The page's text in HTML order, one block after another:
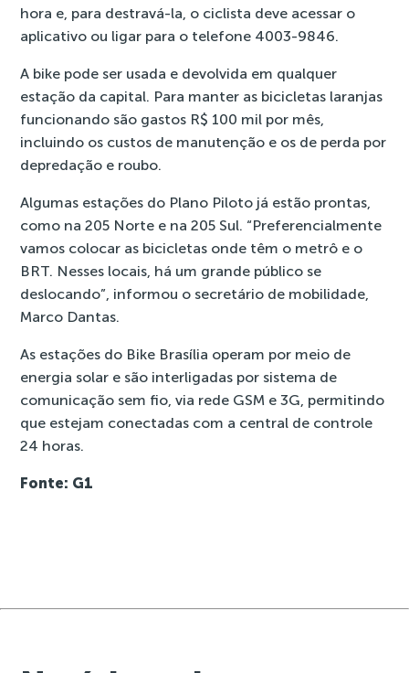
hora e, para destravá-la, o ciclista deve acessar o
aplicativo ou ligar para o telefone 4003-9846.
A bike pode ser usada e devolvida em qualquer
estação da capital. Para manter as bicicletas laranjas
funcionando são gastos R$ 100 mil por mês,
incluindo os custos de manutenção e os de perda por
depredação e roubo.
Algumas estações do Plano Piloto já estão prontas,
como na 205 Norte e na 205 Sul. “Preferencialmente
vamos colocar as bicicletas onde têm o metrô e o
BRT. Nesses locais, há um grande público se
deslocando”, informou o secretário de mobilidade,
Marco Dantas.
As estações do Bike Brasília operam por meio de
energia solar e são interligadas por sistema de
comunicação sem fio, via rede GSM e 3G, permitindo
que estejam conectadas com a central de controle
24 horas.
Fonte: G1